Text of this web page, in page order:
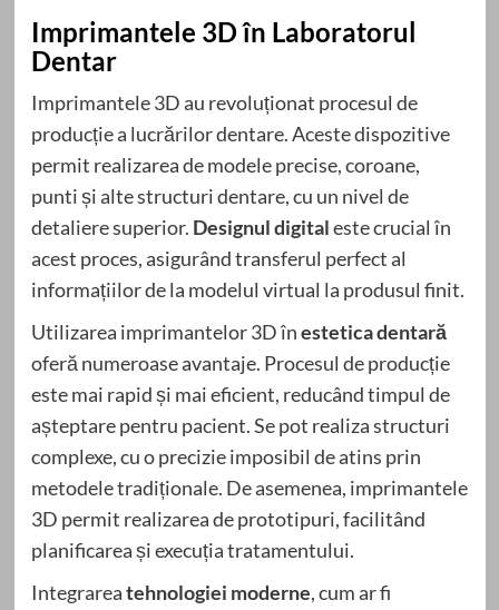
Imprimantele 3D în Laboratorul
Dentar
Imprimantele 3D au revoluționat procesul de
producție a lucrărilor dentare. Aceste dispozitive
permit realizarea de modele precise, coroane,
punti și alte structuri dentare, cu un nivel de
detaliere superior. Designul digitaleste crucial în
acest proces, asigurând transferul perfect al
informațiilor de la modelul virtual la produsul finit.
Utilizarea imprimantelor 3D înestetica dentară
oferă numeroase avantaje. Procesul de producție
este mai rapid și mai eficient, reducând timpul de
așteptare pentru pacient. Se pot realiza structuri
complexe, cu o precizie imposibil de atins prin
metodele tradiționale. De asemenea, imprimantele
3D permit realizarea de prototipuri, facilitând
planificarea și execuția tratamentului.
Integrareatehnologiei moderne, cum ar fi